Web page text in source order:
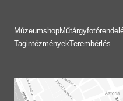
Múzeumshop
TagintézményekTerembérlés